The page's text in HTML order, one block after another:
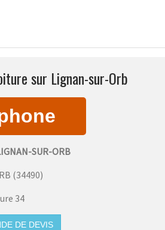
sur Lignan-sur-Orb
SUR-ORB
(34490)
34
DE DEVIS